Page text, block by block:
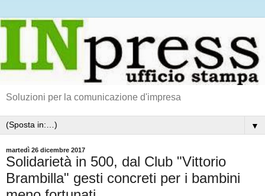
Soluzioni per la comunicazione d'impresa
▼
martedì 26 dicembre 2017
Solidarietà in 500, dal Club "Vittorio
Brambilla" gesti concreti per i bambini